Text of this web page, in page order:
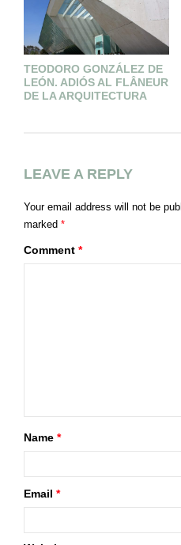
TEODORO GONZÁLEZ DE
LEÓN. ADIÓS AL FLÂNEUR
DE LA ARQUITECTURA
LEAVE A REPLY
Your email address will not be
marked *
Comment *
Name *
Email *